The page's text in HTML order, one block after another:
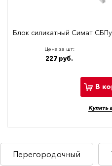
Блок силикатный Симат
Цена за шт:
227 руб.
В
Купить
Перегородочный